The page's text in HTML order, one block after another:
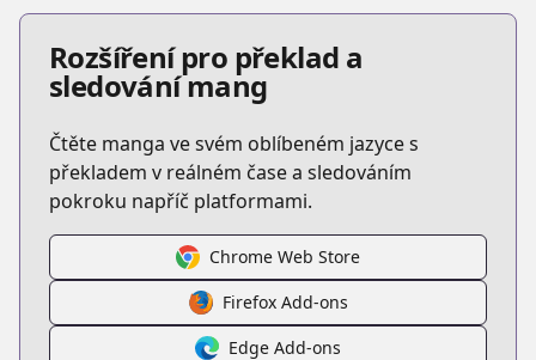
Rozšíření pro překlad a
sledování mang
Čtěte manga ve svém oblíbeném jazyce s
překladem v reálném čase a sledováním
pokroku napříč platformami.
Chrome Web Store
Firefox Add-ons
Edge Add-ons